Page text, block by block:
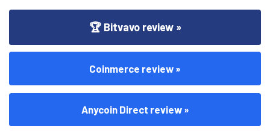
🏆 Bitvavo review »
Coinmerce review »
Anycoin Direct review »